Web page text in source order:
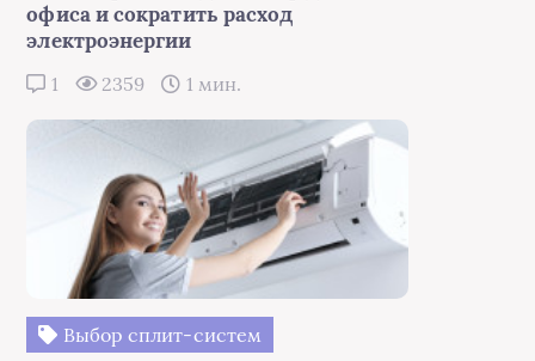
офиса и сократить расход
электроэнергии
1 2359 1 мин.
Выбор сплит-систем